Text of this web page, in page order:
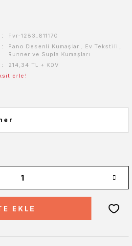
Fvr-1283_811170
Pano Desenli Kumaşlar , Ev Tekstili ,
Runner ve Supla Kumaşları
214,34 TL + KDV
EKLE